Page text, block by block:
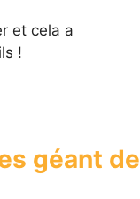
et cela a
!
géant de